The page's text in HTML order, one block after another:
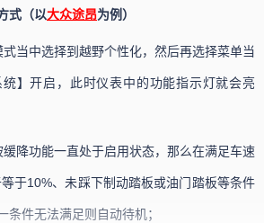
式（以大众途昂为例）
当中选择到越野个性化，然后再选择菜单当
】开启，此时仪表中的功能指示灯就会亮
降功能一直处于启用状态，那么在满足车速
于10%、未踩下制动踏板或油门踏板等条件
条件无法满足则自动待机；